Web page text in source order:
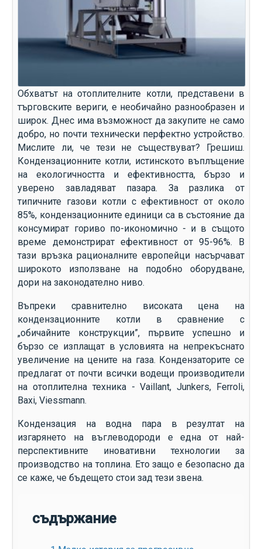
Обхватът на отоплителните котли, представени в
търговските вериги, е необичайно разнообразен и
широк. Днес има възможност да закупите не само
добро, но почти технически перфектно устройство.
Мислите ли, че тези не съществуват? Грешиш.
Кондензационните котли, истинското въплъщение
на екологичността и ефективността, бързо и
уверено завладяват пазара. За разлика от
типичните газови котли с ефективност от около
85%, кондензационните единици са в състояние да
консумират гориво по-икономично - и в същото
време демонстрират ефективност от 95-96%. В
тази връзка рационалните европейци насърчават
широкото използване на подобно оборудване,
дори на законодателно ниво.
Въпреки сравнително високата цена на
кондензационните котли в сравнение с
„обичайните конструкции”, първите успешно и
бързо се изплащат в условията на непрекъснато
увеличение на цените на газа. Кондензаторите се
предлагат от почти всички водещи производители
на отоплителна техника - Vaillant, Junkers, Ferroli,
Baxi, Viessmann.
Кондензация на водна пара в резултат на
изгарянето на въглеводороди е една от най-
перспективните иновативни технологии за
производство на топлина. Ето защо е безопасно да
се каже, че бъдещето стои зад тези звена.
съдържание